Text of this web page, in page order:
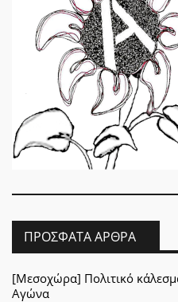
ΠΡΌΣΦΑΤΑ ΆΡΘΡΑ
[Μεσοχώρα] Πολιτικό
Αγώνα